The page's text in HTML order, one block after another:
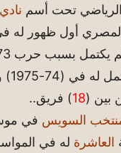
تحت أسم
أول
بين (18) فريق..
السويس
العاشرة له في